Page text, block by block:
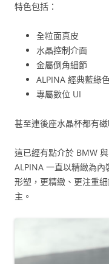
特色包括：
全粒面真皮
水晶控制介面
金屬倒角細節
ALPINA 經典藍綠
專屬數位 UI
甚至連後座水晶杯都有
這已經有點介於 BMW
ALPINA 一直以精緻為
形塑，更精緻、更注重
主。